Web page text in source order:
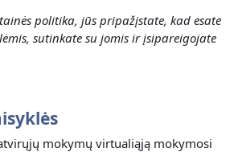
politika, jūs pripažįstate, kad esate
sutinkate su jomis ir įsipareigojate
mokymų virtualiąją mokymosi